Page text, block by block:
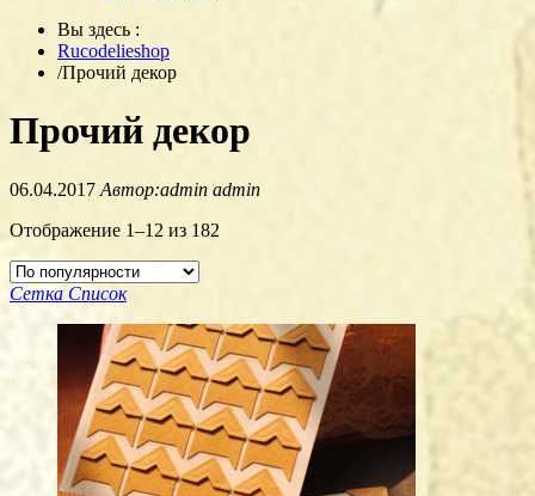
Вы здесь :
Rucodelieshop
/Прочий декор
Прочий декор
06.04.2017 Автор:admin admin
Отображение 1–12 из 182
Сетка Список